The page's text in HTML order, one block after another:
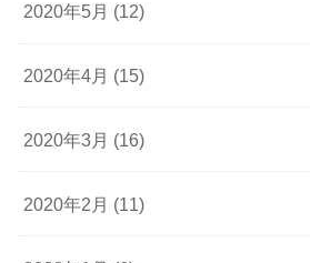
2020年5月 (12)
2020年4月 (15)
2020年3月 (16)
2020年2月 (11)